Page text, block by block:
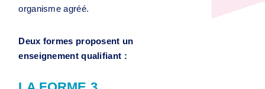
organisme agréé.
Deux formes proposent un
enseignement qualifiant :